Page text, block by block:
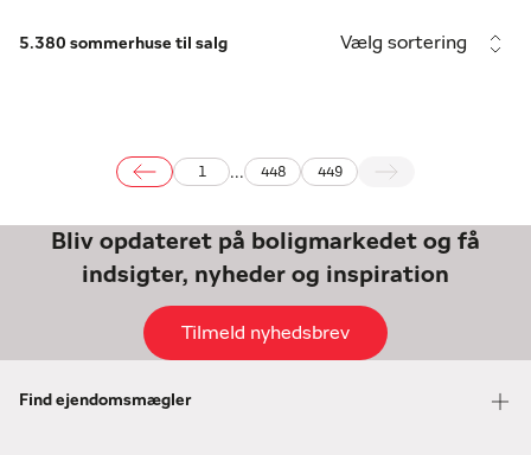
5.380 sommerhuse til salg Vælg sortering
... 448 449
Bliv opdateret på boligmarkedet og få
indsigter, nyheder og inspiration
Tilmeld nyhedsbrev
Find ejendomsmægler